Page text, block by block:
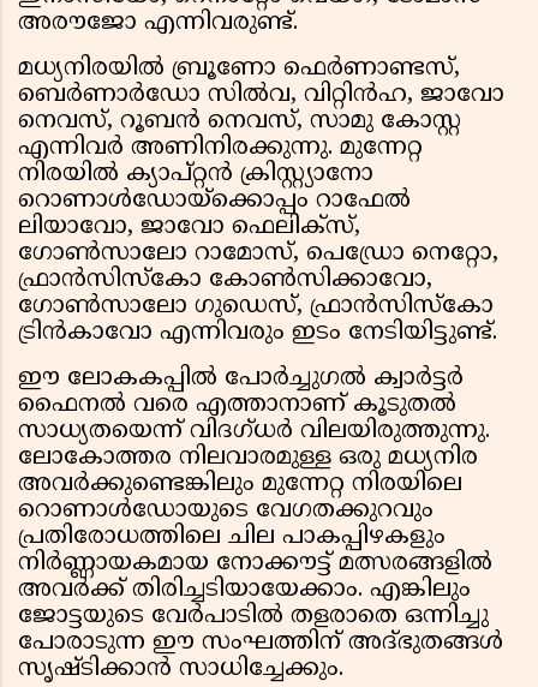
അരൗജോ എന്നിവരുണ്ട്.
മധ്യനിരയിൽ ബ്രൂണോ ഫെർണാണ്ടസ്,
ബെർണാർഡോ സിൽവ, വിറ്റിൻഹ, ജാവോ
നെവസ്, റൂബൻ നെവസ്, സാമു കോസ്റ്റ
എന്നിവർ അണിനിരക്കുന്നു. മുന്നേറ്റ
നിരയിൽ ക്യാപ്റ്റൻ ക്രിസ്റ്റ്യാനോ
റൊണാൾഡോയ്ക്കൊപ്പം റാഫേൽ
ലിയാവോ, ജാവോ ഫെലിക്സ്,
ഗോൺസാലോ റാമോസ്, പെഡ്രോ നെറ്റോ,
ഫ്രാൻസിസ്കോ കോൺസിക്കാവോ,
ഗോൺസാലോ ഗുഡെസ്, ഫ്രാൻസിസ്കോ
ട്രിൻകാവോ എന്നിവരും ഇടം നേടിയിട്ടുണ്ട്.
ഈ ലോകകപ്പിൽ പോർച്ചുഗൽ ക്വാർട്ടർ
ഫൈനൽ വരെ എത്താനാണ് കൂടുതൽ
സാധ്യതയെന്ന് വിദഗ്ധർ വിലയിരുത്തുന്നു.
ലോകോത്തര നിലവാരമുള്ള ഒരു മധ്യനിര
അവർക്കുണ്ടെങ്കിലും മുന്നേറ്റ നിരയിലെ
റൊണാൾഡോയുടെ വേഗതക്കുറവും
പ്രതിരോധത്തിലെ ചില പാകപ്പിഴകളും
നിർണ്ണായകമായ നോക്കൗട്ട് മത്സരങ്ങളിൽ
അവർക്ക് തിരിച്ചടിയായേക്കാം. എങ്കിലും
ജോട്ടയുടെ വേർപാടിൽ തളരാതെ ഒന്നിച്ചു
പോരാടുന്ന ഈ സംഘത്തിന് അദ്ഭുതങ്ങൾ
സൃഷ്ടിക്കാൻ സാധിച്ചേക്കും.